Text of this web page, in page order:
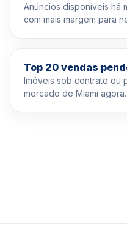
Anúncios disponíveis há
com mais margem para
Top 20 vendas
Imóveis sob contrato
mercado de Miami agora.